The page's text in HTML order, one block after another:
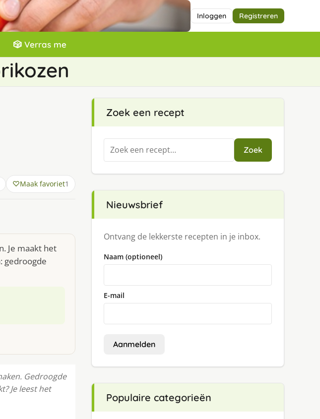
Inloggen Registreren
🎲 Verras me
Maak favoriet1
Je maakt het
gedroogde
Gedroogde
Je leest het
Zoek een recept
Zoeken
naar:
Zoek
Nieuwsbrief
Ontvang de lekkerste recepten in je inbox.
Naam (optioneel)
E-mail
Aanmelden
Populaire categorieën